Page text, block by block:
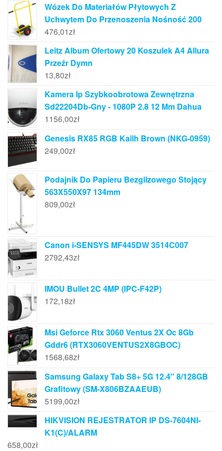
Wózek Do Materiałów Płytowych Z
Uchwytem Do Przenoszenia Nośność 200
476,01zł
Leitz Album Ofertowy 20 Koszulek A4 Allura
Przeźr Dymn
13,80zł
Kamera Ip Szybkoobrotowa Zewnętrzna
Sd22204Db-Gny - 1080P 2.8 12 Mm Dahua
1156,00zł
Genesis RX85 RGB Kailh Brown (NKG-0959)
249,00zł
Podajnik Do Papieru Bezgilzowego Stojący
563X550X97 134mm
809,00zł
Canon i-SENSYS MF445DW 3514C007
2792,43zł
IMOU Bullet 2C 4MP (IPC-F42P)
172,18zł
Msi Geforce Rtx 3060 Ventus 2X Oc 8Gb
Gddr6 (RTX3060VENTUS2X8GBOC)
1568,68zł
Samsung Galaxy Tab S8+ 5G 12.4" 8/128GB
Grafitowy (SM-X806BZAAEUB)
5199,00zł
HIKVISION REJESTRATOR IP DS-7604NI-
K1(C)/ALARM
658,00zł